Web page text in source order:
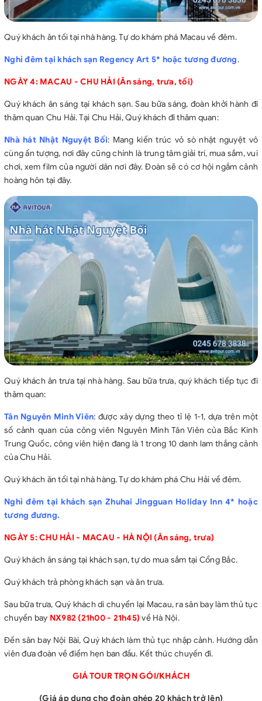
Quý khách ăn tối tại nhà hàng. Tự do khám phá Macau về đêm.
Nghỉ đêm tại khách sạn Regency Art 5* hoặc tương đương.
NGÀY 4: MACAU - CHU HẢI (Ăn sáng, trưa, tối)
Quý khách ăn sáng tại khách sạn. Sau bữa sáng, đoàn khởi hành đi
thăm quan Chu Hải. Tại Chu Hải, Quý khách đi thăm quan:
Nhà hát Nhật Nguyệt Bối: Mang kiến trúc vỏ sò nhật nguyệt vô
cùng ấn tượng, nơi đây cũng chính là trung tâm giải trí, mua sắm, vui
chơi, xem film của người dân nơi đây. Đoàn sẽ có cơ hội ngắm cảnh
hoàng hôn tại đây.
Quý khách ăn trưa tại nhà hàng. Sau bữa trưa, quý khách tiếp tục đi
thăm quan:
Tân Nguyên Minh Viên: được xây dựng theo tỉ lệ 1-1, dựa trên một
số cảnh quan của công viên Nguyên Minh Tân Viên của Bắc Kinh
Trung Quốc, công viên hiện đang là 1 trong 10 danh lam thắng cảnh
của Chu Hải.
Quý khách ăn tối tại nhà hàng. Tự do khám phá Chu Hải về đêm.
Nghỉ đêm tại khách sạn Zhuhai Jingguan Holiday Inn 4* hoặc
tương đương.
NGÀY 5: CHU HẢI - MACAU - HÀ NỘI (Ăn sáng, trưa)
Quý khách ăn sáng tại khách sạn, tự do mua sắm tại Cổng Bắc.
Quý khách trả phòng khách sạn và ăn trưa.
Sau bữa trưa, Quý khách di chuyển lại Macau, ra sân bay làm thủ tục
chuyến bay NX982 (21h00 - 21h45)về Hà Nội.
Đến sân bay Nội Bài, Quý khách làm thủ tục nhập cảnh. Hướng dẫn
viên đưa đoàn về điểm hẹn ban đầu. Kết thúc chuyến đi.
GIÁ TOUR TRỌN GÓI/KHÁCH
(Giá áp dụng cho đoàn ghép 20 khách trở lên)